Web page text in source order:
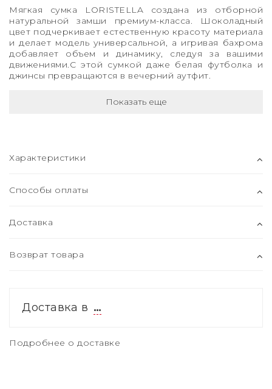
Мягкая сумка LORISTELLA создана из отборной
натуральной замши премиум-класса. Шоколадный
цвет подчеркивает естественную красоту материала
и делает модель универсальной, а игривая бахрома
добавляет объем и динамику, следуя за вашими
движениями.С этой сумкой даже белая футболка и
джинсы превращаются в вечерний аутфит.
Показать еще
Характеристики
Способы оплаты
Доставка
Возврат товара
Доставка в …
Подробнее о доставке